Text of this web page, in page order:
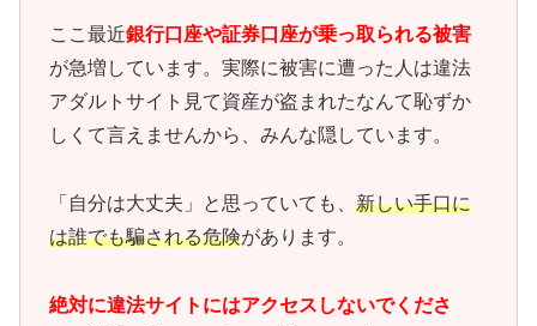
ここ最近銀行口座や証券口座が乗っ取られる被害
が急増しています。実際に被害に遭った人は違法
アダルトサイト見て資産が盗まれたなんて恥ずか
しくて言えませんから、みんな隠しています。
「自分は大丈夫」と思っていても、 新しい手口に
は誰でも騙される危険があります。
絶対に違法サイトにはアクセスしないでくださ